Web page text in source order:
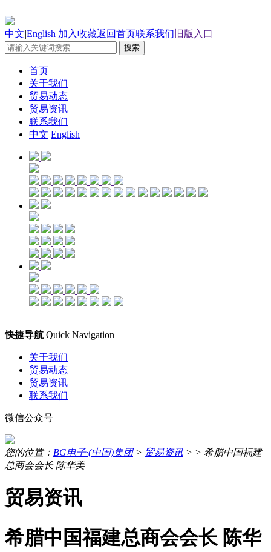
中文|English 加入收藏返回首页联系我们 旧版入口
首页
关于我们
贸易动态
贸易资讯
联系我们
中文|English
快捷导航 Quick Navigation
关于我们
贸易动态
贸易资讯
联系我们
微信公众号
您的位置： BG电子·(中国)集团> 贸易资讯 > > 希腊中国福建
总商会会长 陈华美
贸易资讯
希腊中国福建总商会会长 陈华